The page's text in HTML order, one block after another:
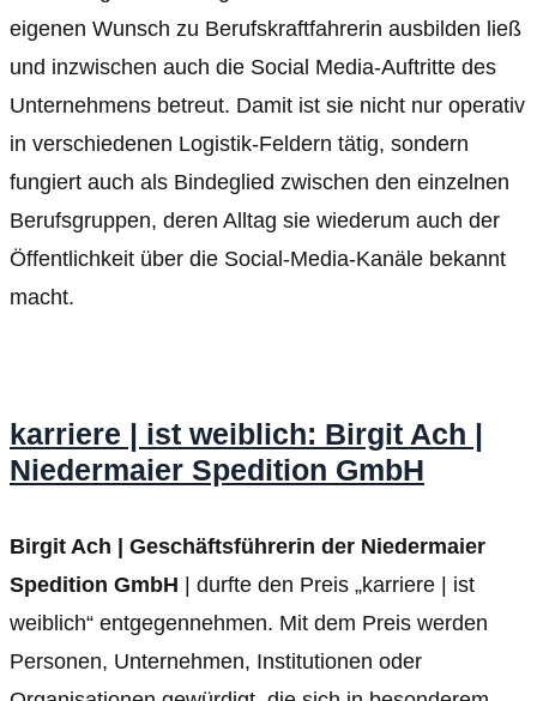
eigenen Wunsch zu Berufskraftfahrerin ausbilden ließ
und inzwischen auch die Social Media-Auftritte des
Unternehmens betreut. Damit ist sie nicht nur operativ
in verschiedenen Logistik-Feldern tätig, sondern
fungiert auch als Bindeglied zwischen den einzelnen
Berufsgruppen, deren Alltag sie wiederum auch der
Öffentlichkeit über die Social-Media-Kanäle bekannt
macht.
karriere | ist weiblich: Birgit Ach |
Niedermaier Spedition GmbH
Birgit Ach | Geschäftsführerin der Niedermaier
Spedition GmbH | durfte den Preis „karriere | ist
weiblich“ entgegennehmen. Mit dem Preis werden
Personen, Unternehmen, Institutionen oder